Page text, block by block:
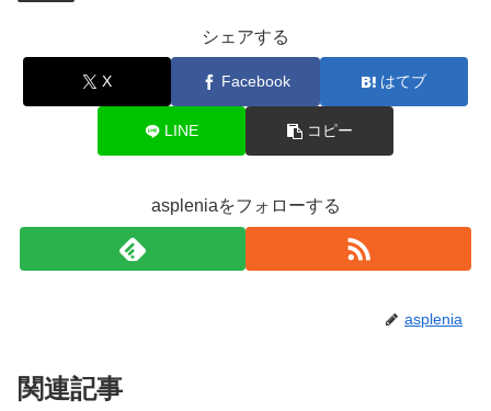
シェアする
X Facebook はてブ
LINE コピー
aspleniaをフォローする
asplenia
関連記事